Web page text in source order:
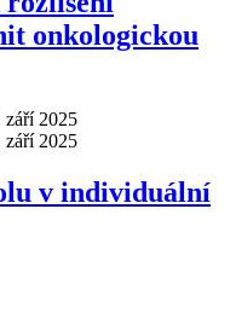
onkologickou
září 2025
září 2025
v individuální